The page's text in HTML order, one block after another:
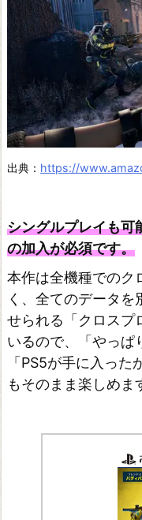
出典： https://
シングルプレイも可
の加入が必須です。
本作は全機種でのク
く、全てのデータを
せられる「クロスプ
いるので、「やっぱ
「PS5が手に入っ
もそのまま楽しめま